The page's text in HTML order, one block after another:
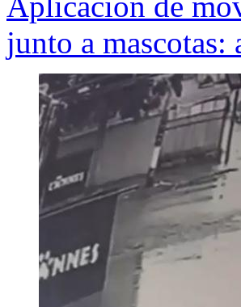
junto a mascotas: